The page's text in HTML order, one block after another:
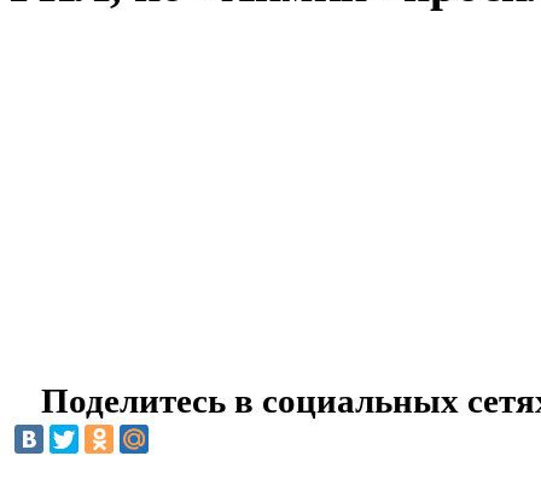
Поделитесь в социальных